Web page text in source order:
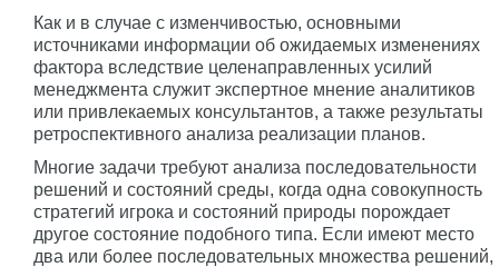
Как и в случае с изменчивостью, основными
источниками информации об ожидаемых изменениях
фактора вследствие целенаправленных усилий
менеджмента служит экспертное мнение аналитиков
или привлекаемых консультантов, а также результаты
ретроспективного анализа реализации планов.
Многие задачи требуют анализа последовательности
решений и состояний среды, когда одна совокупность
стратегий игрока и состояний природы порождает
другое состояние подобного типа. Если имеют место
два или более последовательных множества решений,